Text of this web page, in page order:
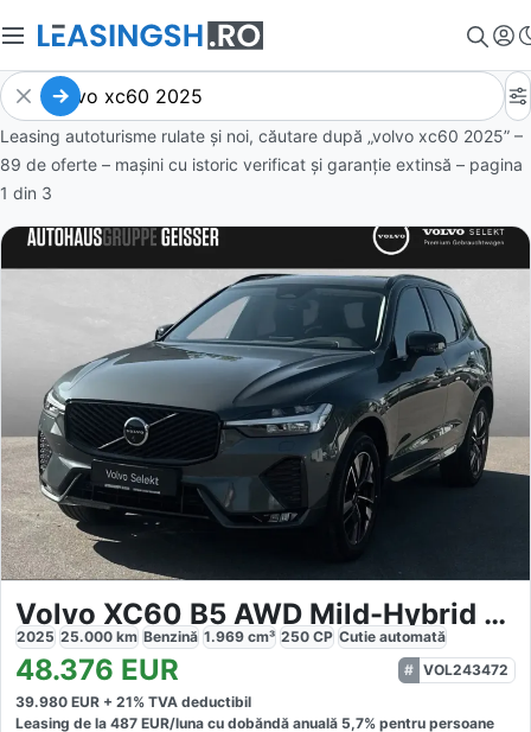
Leasing autoturisme rulate și noi, căutare după „volvo xc60 2025” –
89 de oferte – mașini cu istoric verificat și garanție extinsă – pagina
1 din 3
Volvo XC60 B5 AWD Mild-Hybrid Plus
2025 25.000 km Benzină 1.969 cm³ 250 CP Cutie automată
48.376 EUR
VOL243472
39.980 EUR + 21% TVA deductibil
Leasing de la 487 EUR/luna cu dobăndă anuală 5,7% pentru persoane